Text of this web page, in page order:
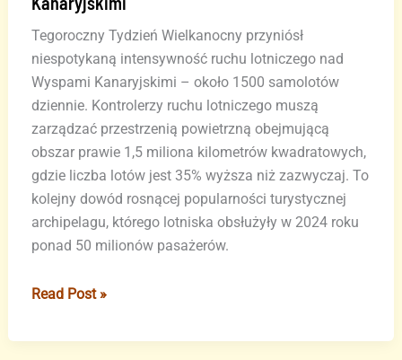
Tegoroczny Tydzień Wielkanocny przyniósł
niespotykaną intensywność ruchu lotniczego nad
Wyspami Kanaryjskimi – około 1500 samolotów
dziennie. Kontrolerzy ruchu lotniczego muszą
zarządzać przestrzenią powietrzną obejmującą
obszar prawie 1,5 miliona kilometrów kwadratowych,
gdzie liczba lotów jest 35% wyższa niż zazwyczaj. To
kolejny dowód rosnącej popularności turystycznej
archipelagu, którego lotniska obsłużyły w 2024 roku
ponad 50 milionów pasażerów.
Rekordowa
samolotów
Read Post »